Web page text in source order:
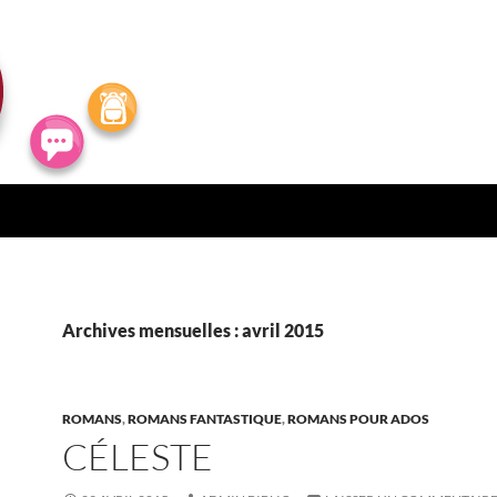
Archives mensuelles : avril 2015
ROMANS,ROMANS FANTASTIQUE,ROMANS POUR ADOS
CÉLESTE